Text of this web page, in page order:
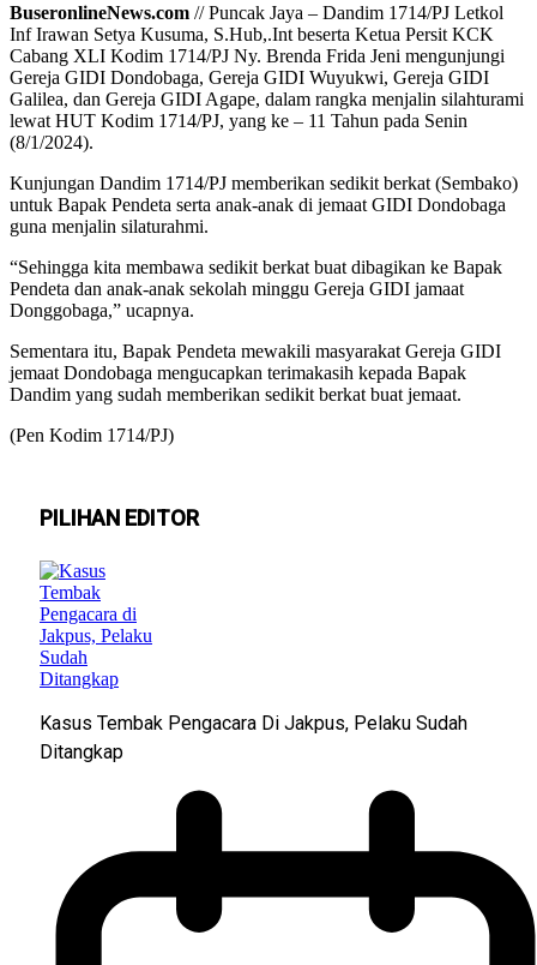
BuseronlineNews.com // Puncak Jaya – Dandim 1714/PJ Letkol
Inf Irawan Setya Kusuma, S.Hub,.Int beserta Ketua Persit KCK
Cabang XLI Kodim 1714/PJ Ny. Brenda Frida Jeni mengunjungi
Gereja GIDI Dondobaga, Gereja GIDI Wuyukwi, Gereja GIDI
Galilea, dan Gereja GIDI Agape, dalam rangka menjalin silahturami
lewat HUT Kodim 1714/PJ, yang ke – 11 Tahun pada Senin
(8/1/2024).
Kunjungan Dandim 1714/PJ memberikan sedikit berkat (Sembako)
untuk Bapak Pendeta serta anak-anak di jemaat GIDI Dondobaga
guna menjalin silaturahmi.
“Sehingga kita membawa sedikit berkat buat dibagikan ke Bapak
Pendeta dan anak-anak sekolah minggu Gereja GIDI jamaat
Donggobaga,” ucapnya.
Sementara itu, Bapak Pendeta mewakili masyarakat Gereja GIDI
jemaat Dondobaga mengucapkan terimakasih kepada Bapak
Dandim yang sudah memberikan sedikit berkat buat jemaat.
(Pen Kodim 1714/PJ)
PILIHAN EDITOR
Kasus Tembak Pengacara Di Jakpus, Pelaku Sudah
Ditangkap